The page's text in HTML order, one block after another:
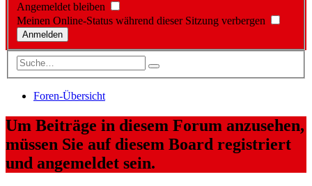
Angemeldet bleiben
Meinen Online-Status während dieser Sitzung verbergen
Foren-Übersicht
Um Beiträge in diesem Forum anzusehen,
müssen Sie auf diesem Board registriert
und angemeldet sein.